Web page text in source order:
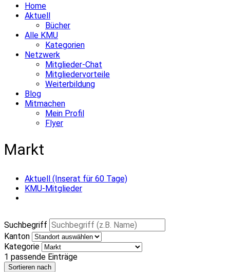
Home
Aktuell
Bücher
Alle KMU
Kategorien
Netzwerk
Mitglieder-Chat
Mitgliedervorteile
Weiterbildung
Blog
Mitmachen
Mein Profil
Flyer
Markt
Aktuell (Inserat für 60 Tage)
KMU-Mitglieder
Suchbegriff
Kanton
Kategorie
1 passende Einträge
Sortieren nach